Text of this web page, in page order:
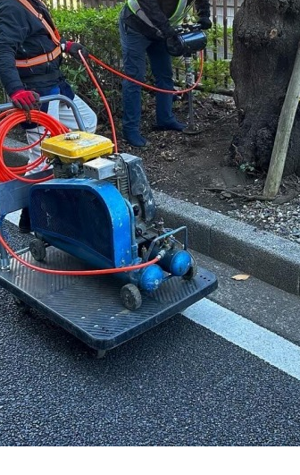
グリーンメンテナンス部門
グリーンメンテナンス部門
植栽管理・メンテナンス
高木・特殊伐採＆ケーブリング
植栽リノベーション
インテリアプランツ